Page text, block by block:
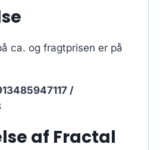
ca. og fragtprisen er på
/
af Fractal